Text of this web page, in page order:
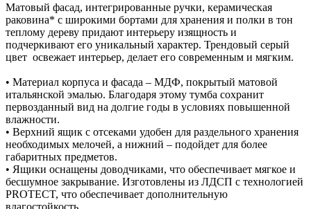
Матовый фасад, интегрированные ручки, керамическая
раковина* с широкими бортами для хранения и полки в тон
теплому дереву придают интерьеру изящность и
подчеркивают его уникальный характер. Трендовый серый
цвет освежает интерьер, делает его современным и мягким.
• Материал корпуса и фасада – МДФ, покрытый матовой
итальянской эмалью. Благодаря этому тумба сохранит
первозданный вид на долгие годы в условиях повышенной
влажности.
• Верхний ящик с отсеками удобен для раздельного хранения
необходимых мелочей, а нижний – подойдет для более
габаритных предметов.
• Ящики оснащены доводчиками, что обеспечивает мягкое и
бесшумное закрывание. Изготовлены из ЛДСП с технологией
PROTECT, что обеспечивает дополнительную
влагостойкость.